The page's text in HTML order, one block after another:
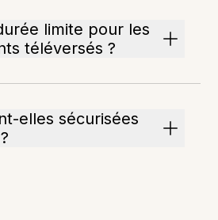
limite pour les
téléversés ?
elles sécurisées